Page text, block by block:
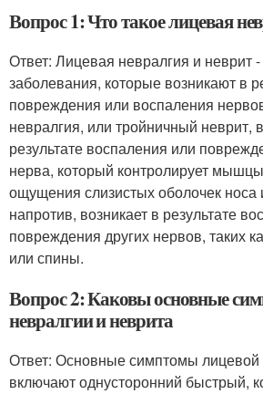
Вопрос 1: Что такое лицевая
Ответ: Лицевая невралгия и неврит
заболевания, которые возникают в
повреждения или воспаления
невралгия, или тройничный неврит,
результате воспаления или
нерва, который контролирует
ощущения слизистых оболочек носа
напротив, возникает в результате
повреждения других нервов, таких
или спины.
Вопрос 2: Каковы основные
невралгии и неврита
Ответ: Основные симптомы лицевой
включают однусторонний быстрый,